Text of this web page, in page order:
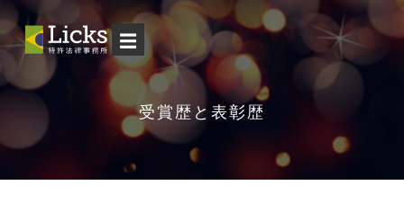
☰
受賞歴と表彰歴